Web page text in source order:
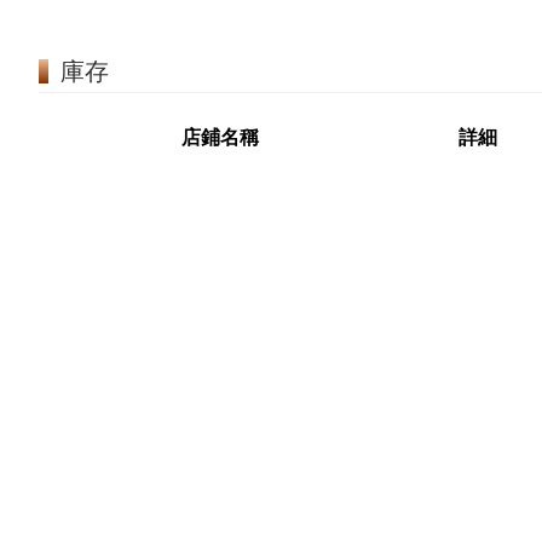
庫存
店鋪名稱 詳細